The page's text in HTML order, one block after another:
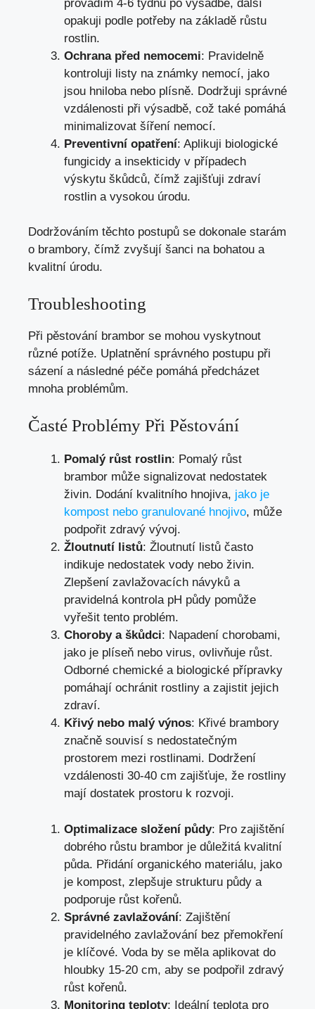
provádím 4-6 týdnů po výsadbě, další
opakuji podle potřeby na základě růstu
rostlin.
Ochrana před nemocemi: Pravidelně
kontroluji listy na známky nemocí, jako
jsou hniloba nebo plísně. Dodržuji správné
vzdálenosti při výsadbě, což také pomáhá
minimalizovat šíření nemocí.
Preventivní opatření: Aplikuji biologické
fungicidy a insekticidy v případech
výskytu škůdců, čímž zajišťuji zdraví
rostlin a vysokou úrodu.
Dodržováním těchto postupů se dokonale starám
o brambory, čímž zvyšují šanci na bohatou a
kvalitní úrodu.
Troubleshooting
Při pěstování brambor se mohou vyskytnout
různé potíže. Uplatnění správného postupu při
sázení a následné péče pomáhá předcházet
mnoha problémům.
Časté Problémy Při Pěstování
Pomalý růst rostlin: Pomalý růst
brambor může signalizovat nedostatek
živin. Dodání kvalitního hnojiva, jako je
kompost nebo granulované hnojivo, může
podpořit zdravý vývoj.
Žloutnutí listů: Žloutnutí listů často
indikuje nedostatek vody nebo živin.
Zlepšení zavlažovacích návyků a
pravidelná kontrola pH půdy pomůže
vyřešit tento problém.
Choroby a škůdci: Napadení chorobami,
jako je plíseň nebo virus, ovlivňuje růst.
Odborné chemické a biologické přípravky
pomáhají ochránit rostliny a zajistit jejich
zdraví.
Křivý nebo malý výnos: Křivé brambory
značně souvisí s nedostatečným
prostorem mezi rostlinami. Dodržení
vzdálenosti 30-40 cm zajišťuje, že rostliny
mají dostatek prostoru k rozvoji.
Optimalizace složení půdy: Pro zajištění
dobrého růstu brambor je důležitá kvalitní
půda. Přidání organického materiálu, jako
je kompost, zlepšuje strukturu půdy a
podporuje růst kořenů.
Správné zavlažování: Zajištění
pravidelného zavlažování bez přemokření
je klíčové. Voda by se měla aplikovat do
hloubky 15-20 cm, aby se podpořil zdravý
růst kořenů.
Monitoring teploty: Ideální teplota pro